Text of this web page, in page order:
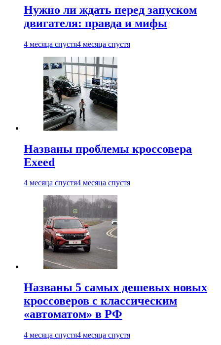
Нужно ли ждать перед запуском
двигателя: правда и мифы
4 месяца спустя4 месяца спустя
Названы проблемы кроссовера
Exeed
4 месяца спустя4 месяца спустя
Названы 5 самых дешевых новых
кроссоверов с классическим
«автоматом» в РФ
4 месяца спустя4 месяца спустя